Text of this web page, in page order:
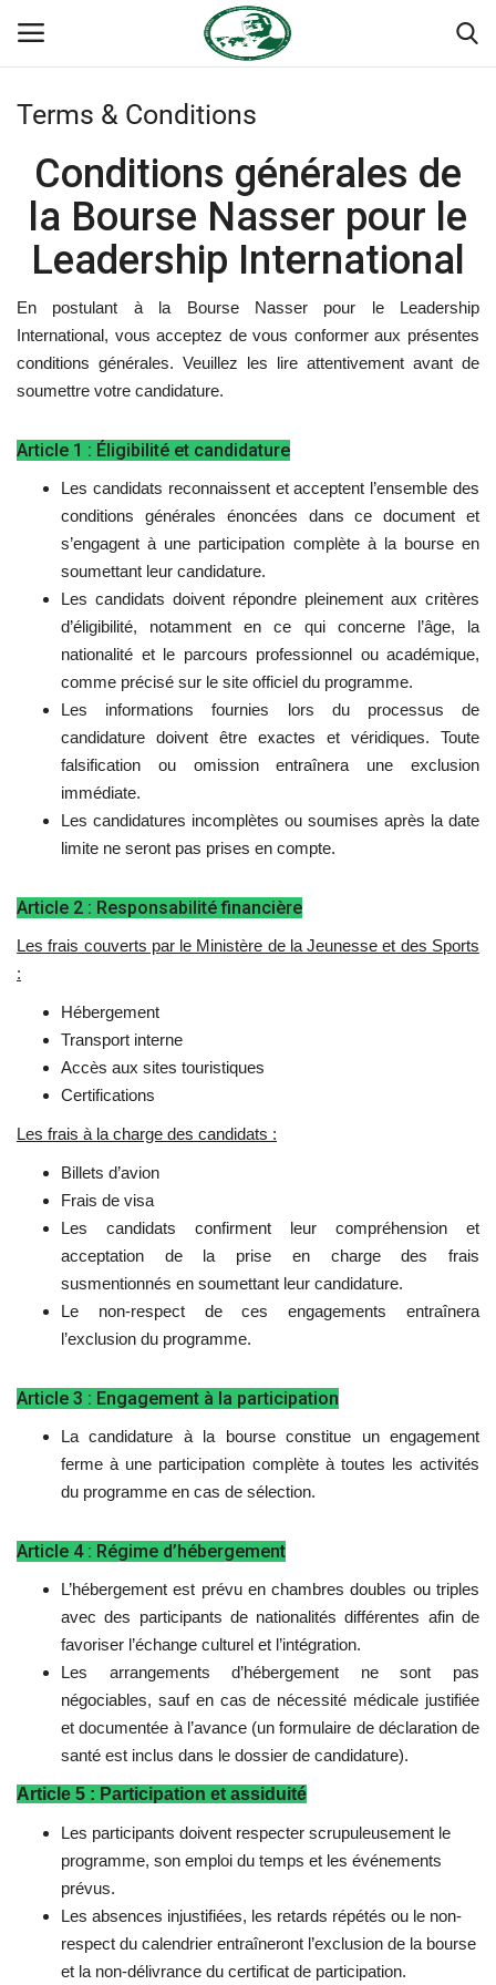
Login Register
Accueil
Terms & Conditions
Contact
Forum international Nasser
Les auspices
L'Égypte
Mouvement de la jeunesse de
Nasser
La Bourse Nasser pour le leadership
international
Actualités
Équipe de travail
Documents
L'exposition
Références
Nos Partenaires
opportunités
Language
French Arabic
Terms & Conditions
Conditions générales de
la Bourse Nasser pour le
Leadership International
En postulant à la Bourse Nasser pour le Leadership
International, vous acceptez de vous conformer aux présentes
conditions générales. Veuillez les lire attentivement avant de
soumettre votre candidature.
Article 1 : Éligibilité et candidature
Les candidats reconnaissent et acceptent l’ensemble des
conditions générales énoncées dans ce document et
s’engagent à une participation complète à la bourse en
soumettant leur candidature.
Les candidats doivent répondre pleinement aux critères
d’éligibilité, notamment en ce qui concerne l’âge, la
nationalité et le parcours professionnel ou académique,
comme précisé sur le site officiel du programme.
Les informations fournies lors du processus de
candidature doivent être exactes et véridiques. Toute
falsification ou omission entraînera une exclusion
immédiate.
Les candidatures incomplètes ou soumises après la date
limite ne seront pas prises en compte.
Article 2 : Responsabilité financière
Les frais couverts par le Ministère de la Jeunesse et des Sports
:
Hébergement
Transport interne
Accès aux sites touristiques
Certifications
Les frais à la charge des candidats :
Billets d’avion
Frais de visa
Les candidats confirment leur compréhension et
acceptation de la prise en charge des frais
susmentionnés en soumettant leur candidature.
Le non-respect de ces engagements entraînera
l’exclusion du programme.
Article 3 : Engagement à la participation
La candidature à la bourse constitue un engagement
ferme à une participation complète à toutes les activités
du programme en cas de sélection.
Article 4 : Régime d’hébergement
L’hébergement est prévu en chambres doubles ou triples
avec des participants de nationalités différentes afin de
favoriser l’échange culturel et l’intégration.
Les arrangements d’hébergement ne sont pas
négociables, sauf en cas de nécessité médicale justifiée
et documentée à l’avance (un formulaire de déclaration de
santé est inclus dans le dossier de candidature).
Article 5 : Participation et assiduité
Les participants doivent respecter scrupuleusement le
programme, son emploi du temps et les événements
prévus.
Les absences injustifiées, les retards répétés ou le non-
respect du calendrier entraîneront l’exclusion de la bourse
et la non-délivrance du certificat de participation.